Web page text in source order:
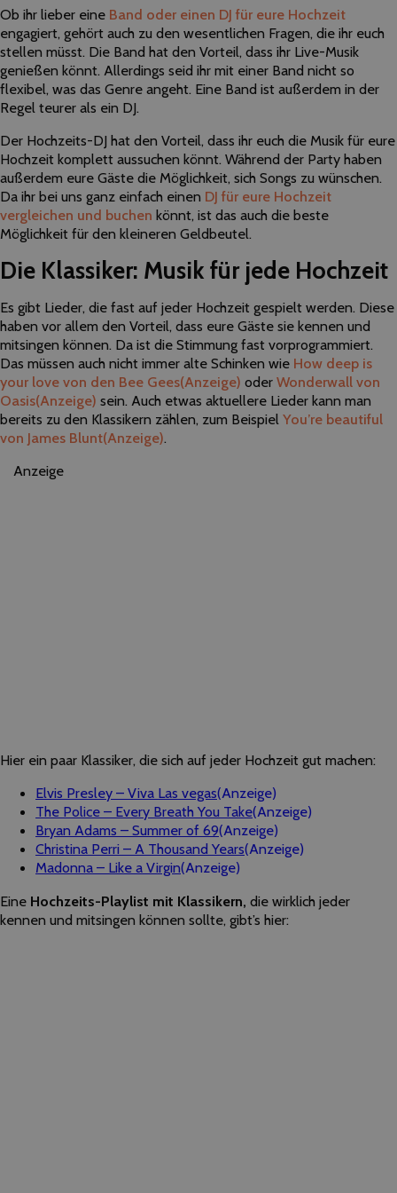
Ob ihr lieber eine Band oder einen DJ für eure Hochzeit
engagiert, gehört auch zu den wesentlichen Fragen, die ihr euch
stellen müsst. Die Band hat den Vorteil, dass ihr Live-Musik
genießen könnt. Allerdings seid ihr mit einer Band nicht so
flexibel, was das Genre angeht. Eine Band ist außerdem in der
Regel teurer als ein DJ.
Der Hochzeits-DJ hat den Vorteil, dass ihr euch die Musik für eure
Hochzeit komplett aussuchen könnt. Während der Party haben
außerdem eure Gäste die Möglichkeit, sich Songs zu wünschen.
Da ihr bei uns ganz einfach einen DJ für eure Hochzeit
vergleichen und buchen könnt, ist das auch die beste
Möglichkeit für den kleineren Geldbeutel.
Die Klassiker: Musik für jede Hochzeit
Es gibt Lieder, die fast auf jeder Hochzeit gespielt werden. Diese
haben vor allem den Vorteil, dass eure Gäste sie kennen und
mitsingen können. Da ist die Stimmung fast vorprogrammiert.
Das müssen auch nicht immer alte Schinken wie How deep is
your love von den Bee Gees(Anzeige) oder Wonderwall von
Oasis(Anzeige) sein. Auch etwas aktuellere Lieder kann man
bereits zu den Klassikern zählen, zum Beispiel You’re beautiful
von James Blunt(Anzeige).
Anzeige
Hier ein paar Klassiker, die sich auf jeder Hochzeit gut machen:
Elvis Presley – Viva Las vegas(Anzeige)
The Police – Every Breath You Take(Anzeige)
Bryan Adams – Summer of 69(Anzeige)
Christina Perri – A Thousand Years(Anzeige)
Madonna – Like a Virgin(Anzeige)
Eine Hochzeits-Playlist mit Klassikern, die wirklich jeder
kennen und mitsingen können sollte, gibt’s hier: